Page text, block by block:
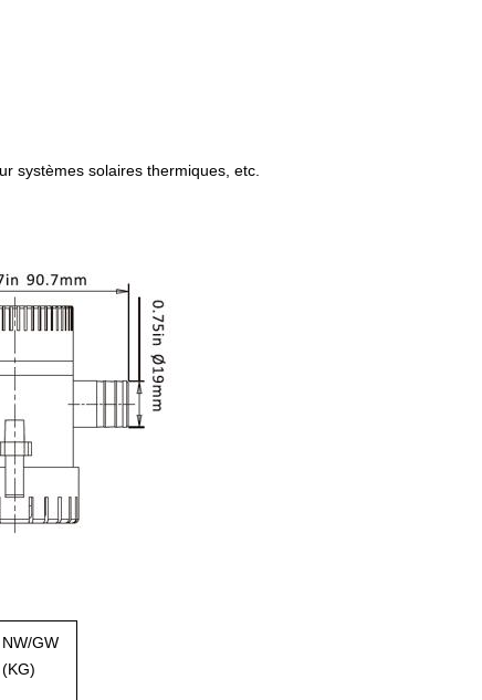
systèmes solaires thermiques, etc.
NW/GW
(KG)